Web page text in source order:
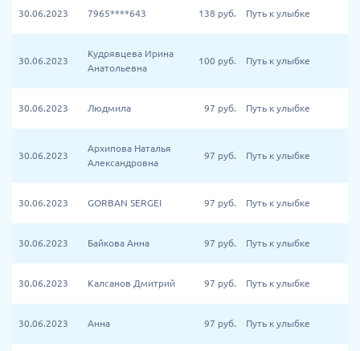
30.06.2023 7965****643 138 руб. Путь к улыбке
30.06.2023
Кудрявцева Ирина
Анатольевна
100 руб. Путь к улыбке
30.06.2023 Людмила 97 руб. Путь к улыбке
30.06.2023
Архипова Наталья
Александровна
97 руб. Путь к улыбке
30.06.2023 GORBAN SERGEI 97 руб. Путь к улыбке
30.06.2023 Байкова Анна 97 руб. Путь к улыбке
30.06.2023 Калсанов Дмитрий 97 руб. Путь к улыбке
30.06.2023 Анна 97 руб. Путь к улыбке